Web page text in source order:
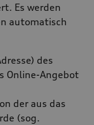
Es werden
automatisch
des
Online-Angebot
der aus das
(sog.